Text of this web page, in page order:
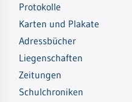
Protokolle
Karten und Plakate
Adressbücher
Liegenschaften
Zeitungen
Schulchroniken